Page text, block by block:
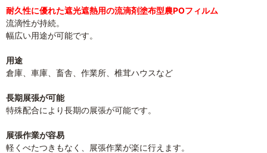
耐久性に優れた遮光遮熱用の流滴剤塗布型農POフィルム
流滴性が持続。
幅広い用途が可能です。
用途
倉庫、車庫、畜舎、作業所、椎茸ハウスなど
長期展張が可能
特殊配合により長期の展張が可能です。
展張作業が容易
軽くべたつきもなく、展張作業が楽に行えます。